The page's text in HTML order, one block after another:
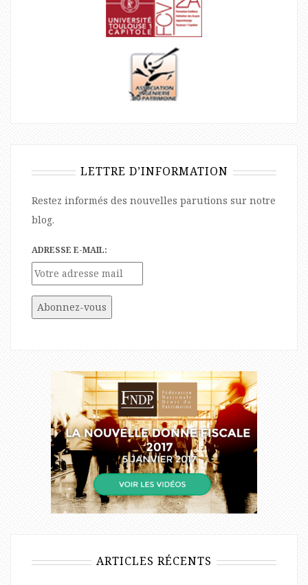
LETTRE D’INFORMATION
Restez informés des nouvelles parutions sur notre
blog.
ADRESSE E-MAIL:
ARTICLES RÉCENTS